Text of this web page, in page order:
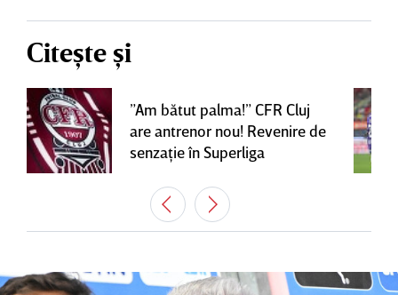
Citește și
”Am bătut palma!” CFR Cluj
are antrenor nou! Revenire de
senzaţie în Superliga